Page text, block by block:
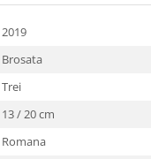
2019
Brosata
Trei
13 / 20 cm
Romana